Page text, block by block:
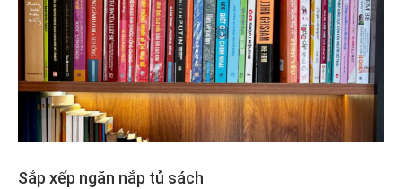
Sắp xếp ngăn nắp tủ sách